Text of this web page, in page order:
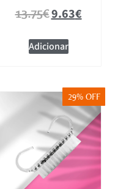
13.75€9.63€
Adicionar
29% OFF